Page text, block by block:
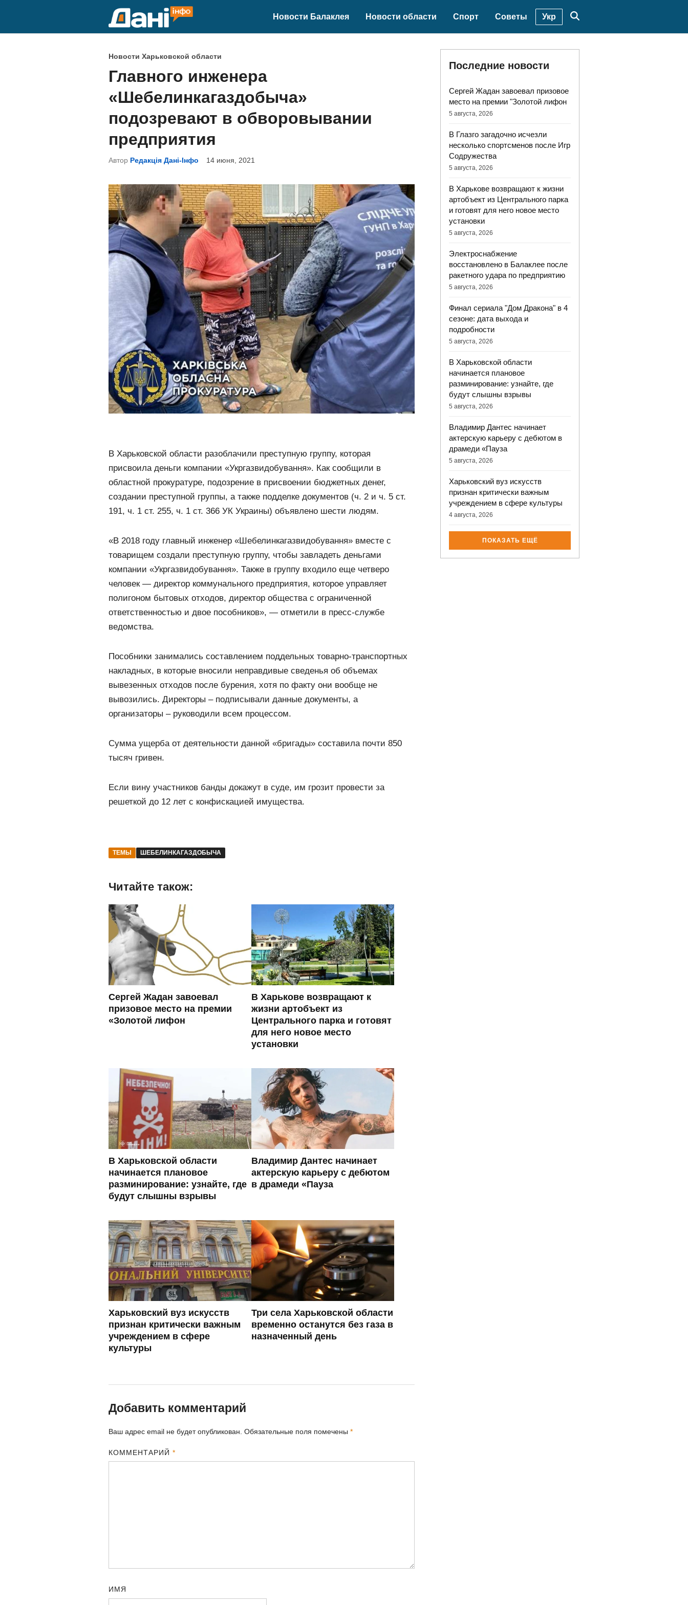
Новости Балаклея Новости области Спорт Советы Укр
О
п
у
б
л
и
о
а
н
о
в
Новости Харьковской области
Главного инженера
«Шебелинкагаздобыча»
подозревают в обворовывании
предприятия
Автор Редакція Дані-Інфо 14 июня, 2021
В Харьковской области разоблачили преступную группу, которая
присвоила деньги компании «Укргазвидобування». Как сообщили в
областной прокуратуре, подозрение в присвоении бюджетных денег,
создании преступной группы, а также подделке документов (ч. 2 и ч. 5 ст.
191, ч. 1 ст. 255, ч. 1 ст. 366 УК Украины) объявлено шести людям.
«В 2018 году главный инженер «Шебелинкагазвидобування» вместе с
товарищем создали преступную группу, чтобы завладеть деньгами
компании «Укргазвидобування». Также в группу входило еще четверо
человек — директор коммунального предприятия, которое управляет
полигоном бытовых отходов, директор общества с ограниченной
ответственностью и двое пособников», — отметили в пресс-службе
ведомства.
Пособники занимались составлением поддельных товарно-транспортных
накладных, в которые вносили неправдивые сведенья об объемах
вывезенных отходов после бурения, хотя по факту они вообще не
вывозились. Директоры – подписывали данные документы, а
организаторы – руководили всем процессом.
Сумма ущерба от деятельности данной «бригады» составила почти 850
тысяч гривен.
Если вину участников банды докажут в суде, им грозит провести за
решеткой до 12 лет с конфискацией имущества.
ТЕМЫ ШЕБЕЛИНКАГАЗДОБЫЧА
Читайте також:
Сергей Жадан завоевал
призовое место на премии
«Золотой лифон
В Харькове возвращают к
жизни артобъект из
Центрального парка и готовят
для него новое место
установки
В Харьковской области
начинается плановое
разминирование: узнайте, где
будут слышны взрывы
Владимир Дантес начинает
актерскую карьеру с дебютом
в драмеди «Пауза
Харьковский вуз искусств
признан критически важным
учреждением в сфере
культуры
Три села Харьковской области
временно останутся без газа в
назначенный день
Добавить комментарий
Ваш адрес email не будет опубликован. Обязательные поля помечены *
КОММЕНТАРИЙ*
ИМЯ
Последние новости
Сергей Жадан завоевал призовое
место на премии "Золотой лифон
5 августа, 2026
В Глазго загадочно исчезли
несколько спортсменов после Игр
Содружества
5 августа, 2026
В Харькове возвращают к жизни
артобъект из Центрального парка
и готовят для него новое место
установки
5 августа, 2026
Электроснабжение
восстановлено в Балаклее после
ракетного удара по предприятию
5 августа, 2026
Финал сериала "Дом Дракона" в 4
сезоне: дата выхода и
подробности
5 августа, 2026
В Харьковской области
начинается плановое
разминирование: узнайте, где
будут слышны взрывы
5 августа, 2026
Владимир Дантес начинает
актерскую карьеру с дебютом в
драмеди «Пауза
5 августа, 2026
Харьковский вуз искусств
признан критически важным
учреждением в сфере культуры
4 августа, 2026
ПОКАЗАТЬ ЕЩЁ